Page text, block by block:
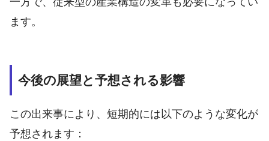
ます。
今後の展望と予想される影響
この出来事により、短期的には以下のような変化が
予想されます：